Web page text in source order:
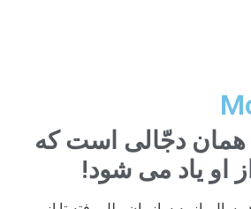
همان دجّالی است که
او یاد می شود!